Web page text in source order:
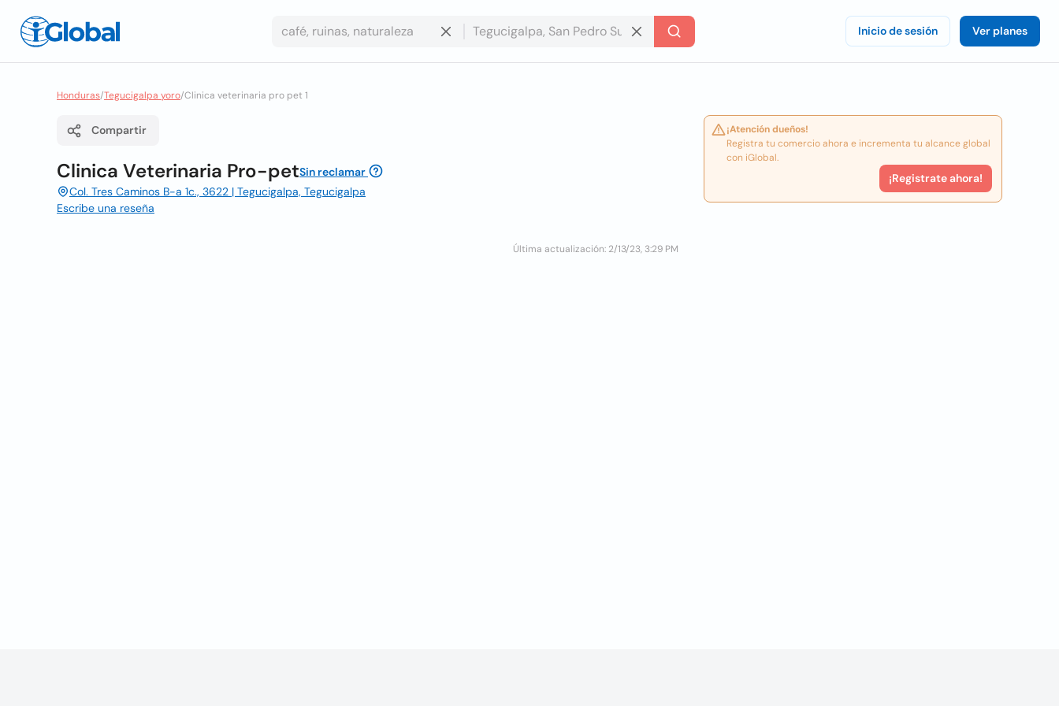
Inicio de sesión Ver planes
Honduras/Tegucigalpa yoro/Clinica veterinaria pro pet 1
Compartir
Clinica Veterinaria Pro-petSin reclamar
Col. Tres Caminos B-a 1c., 3622 | Tegucigalpa, Tegucigalpa
Escribe una reseña
Última actualización: 2/13/23, 3:29 PM
¡Atención dueños!
Registra tu comercio ahora e incrementa tu alcance global
con iGlobal.
¡Registrate ahora!